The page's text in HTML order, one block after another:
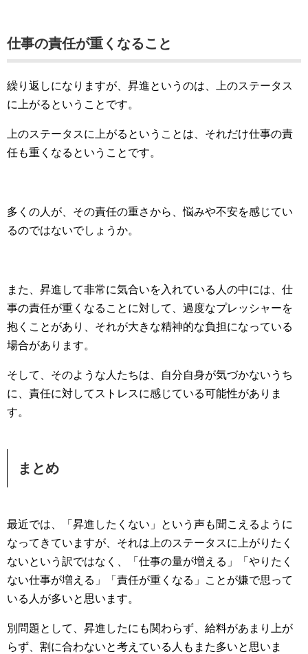
仕事の責任が重くなること
繰り返しになりますが、昇進というのは、上のステータス
に上がるということです。
上のステータスに上がるということは、それだけ仕事の責
任も重くなるということです。
多くの人が、その責任の重さから、悩みや不安を感じてい
るのではないでしょうか。
また、昇進して非常に気合いを入れている人の中には、仕
事の責任が重くなることに対して、過度なプレッシャーを
抱くことがあり、それが大きな精神的な負担になっている
場合があります。
そして、そのような人たちは、自分自身が気づかないうち
に、責任に対してストレスに感じている可能性がありま
す。
まとめ
最近では、「昇進したくない」という声も聞こえるように
なってきていますが、それは上のステータスに上がりたく
ないという訳ではなく、「仕事の量が増える」「やりたく
ない仕事が増える」「責任が重くなる」ことが嫌で思って
いる人が多いと思います。
別問題として、昇進したにも関わらず、給料があまり上が
らず、割に合わないと考えている人もまた多いと思いま